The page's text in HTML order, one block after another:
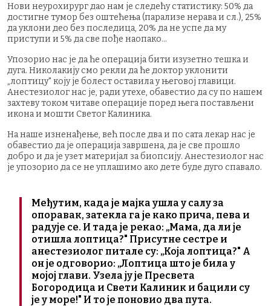
Нови неурохирург дао нам је следећу статистику: 50% да
достигне тумор без оштећења (парализе нерава и сл.), 25%
да уклони део без последица, 20% да не успе да му
приступи и 5% да све пође наопако...
Упозорио нас је да ће операција бити изузетно тешка и
дуга. Николакију смо рекли да ће доктор уклонити
„лоптицу" коју је болест оставила у његовој главици.
Анестезиолог нас је, ради утехе, обавестио да су по нашем
захтеву током читаве операције поред њега постављени
икона и мошти Светог Калиника.
На наше изненађење, већ после два и по сата лекар нас је
обавестио да је операција завршена, да је све прошло
добро и да је узет материјал за биопсију. Анестезиолог нас
је упозорио да се не уплашимо ако дете буде дуго спавало.
Међутим, када је мајка ушла у салу за
опоравак, затекла га је како прича, пева и
радује се. И тада је рекао: „Мама, да ли је
отишла лоптица?" Присутне сестре и
анестезиолог питале су: „Која лоптица?" А
он је одговорио: „Лоптица што је била у
мојој глави. Узела ју је Пресвета
Богородица и Свети Калиник и бацили су
је у море!" И то је поновио два пута.